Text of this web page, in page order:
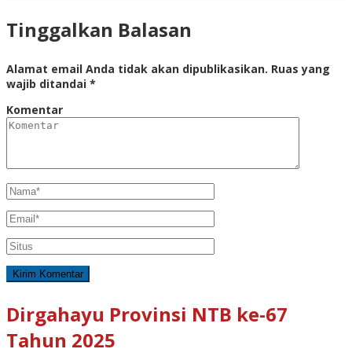
Tinggalkan Balasan
Alamat email Anda tidak akan dipublikasikan. Ruas yang
wajib ditandai *
Komentar
Dirgahayu Provinsi NTB ke-67
Tahun 2025